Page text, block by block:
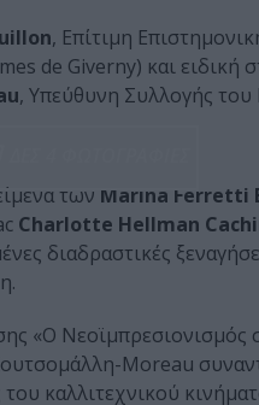
, Επίτιμη
de Giverny) και ειδική
, Υπεύθυνη Συλλογής
των Marina Ferretti
Charlotte Hellman
διαδραστικές
«Ο
Moreau
καλλιτεχνικού